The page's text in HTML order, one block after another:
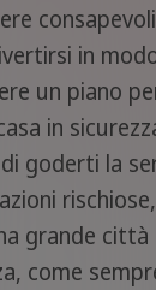
in
un piano
in
goderti la
grande città
come